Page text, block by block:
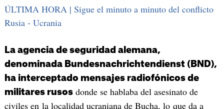
ÚLTIMA HORA | Sigue el minuto a minuto del conflicto
Rusia - Ucrania
La agencia de seguridad alemana,
denominada Bundesnachrichtendienst (BND),
ha interceptado mensajes radiofónicos de
militares rusosdonde se hablaba del asesinato de
civiles en la localidad ucraniana de Bucha, lo que da a